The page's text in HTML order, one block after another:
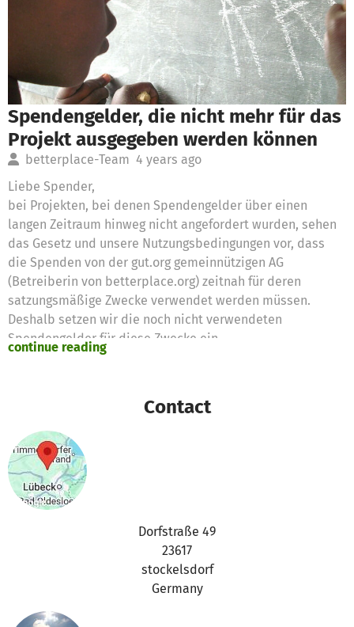
Spendengelder, die nicht mehr für das
Projekt ausgegeben werden können
betterplace-Team 4 years ago
Liebe Spender,
bei Projekten, bei denen Spendengelder über einen
langen Zeitraum hinweg nicht angefordert wurden, sehen
das Gesetz und unsere Nutzungsbedingungen vor, dass
die Spenden von der gut.org gemeinnützigen AG
(Betreiberin von betterplace.org) zeitnah für deren
satzungsmäßige Zwecke verwendet werden müssen.
Deshalb setzen wir die noch nicht verwendeten
Spendengelder für diese Zwecke ein
Vielen Dank für eure Unterstützung,
continue reading
Contact
Dorfstraße 49
23617
stockelsdorf
Germany